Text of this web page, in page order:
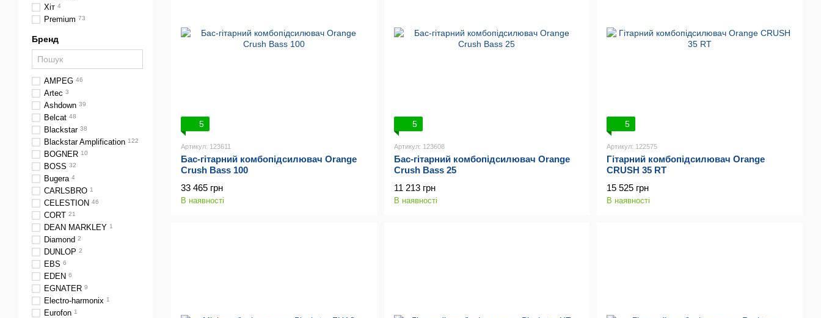
5
Артикул: 123611
Бас-гітарний комбопідсилювач Orange
Crush Bass 100
33 465 грн
В наявності
5
Артикул: 123608
Бас-гітарний комбопідсилювач Orange
Crush Bass 25
11 213 грн
В наявності
5
Артикул: 122575
Гітарний комбопідсилювач Orange
CRUSH 35 RT
15 525 грн
В наявності
Хіт 4
Premium 73
Бренд
AMPEG 46
Artec 3
Ashdown 39
Belcat 48
Blackstar 38
Blackstar Amplification 122
BOGNER 10
BOSS 32
Bugera 4
CARLSBRO 1
CELESTION 46
CORT 21
DEAN MARKLEY 1
Diamond 2
DUNLOP 2
EBS 6
EDEN 6
EGNATER 9
Electro-harmonix 1
Eurofon 1